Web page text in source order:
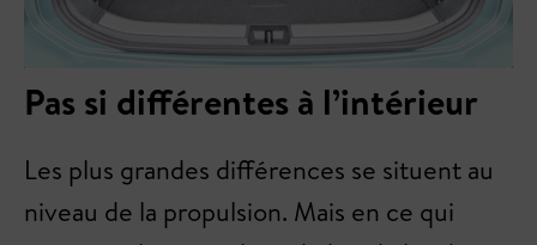
Pas si différentes à l’intérieur
Les plus grandes différences se situent au
niveau de la propulsion. Mais en ce qui